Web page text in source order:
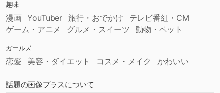
趣味
漫画 YouTuber 旅行・おでかけ
テレビ番組・CM
ゲーム・アニメ
グルメ・スイーツ 動物・ペット
ガールズ
恋愛 美容・ダイエット コスメ・メイク かわいい
話題の画像プラスについて